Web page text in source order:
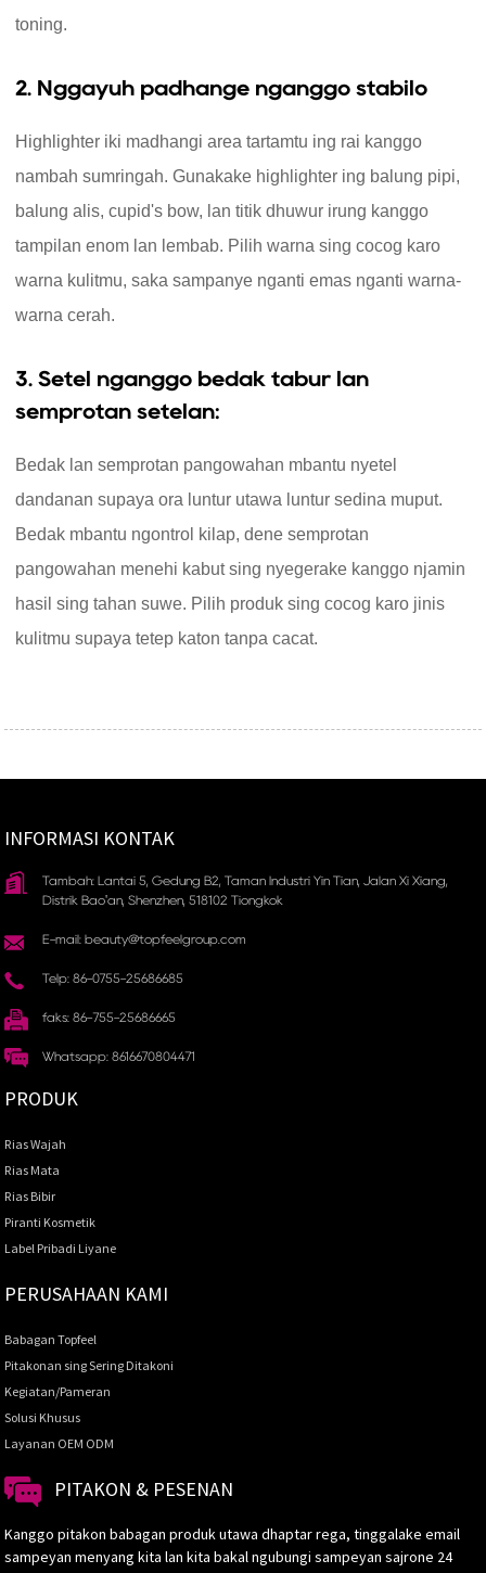
toning.
2. Nggayuh padhange nganggo stabilo
Highlighter iki madhangi area tartamtu ing rai kanggo
nambah sumringah. Gunakake highlighter ing balung pipi,
balung alis, cupid's bow, lan titik dhuwur irung kanggo
tampilan enom lan lembab. Pilih warna sing cocog karo
warna kulitmu, saka sampanye nganti emas nganti warna-
warna cerah.
3. Setel nganggo bedak tabur lan
semprotan setelan:
Bedak lan semprotan pangowahan mbantu nyetel
dandanan supaya ora luntur utawa luntur sedina muput.
Bedak mbantu ngontrol kilap, dene semprotan
pangowahan menehi kabut sing nyegerake kanggo njamin
hasil sing tahan suwe. Pilih produk sing cocog karo jinis
kulitmu supaya tetep katon tanpa cacat.
INFORMASI KONTAK
Tambah: Lantai 5, Gedung B2, Taman Industri Yin Tian, ​​Jalan Xi Xiang,
Distrik Bao'an, Shenzhen, 518102 Tiongkok
E-mail: beauty@topfeelgroup.com
Telp: 86-0755-25686685
faks: 86-755-25686665
Whatsapp: 8616670804471
PRODUK
Rias Wajah
Rias Mata
Rias Bibir
Piranti Kosmetik
Label Pribadi Liyane
PERUSAHAAN KAMI
Babagan Topfeel
Pitakonan sing Sering Ditakoni
Kegiatan/Pameran
Solusi Khusus
Layanan OEM ODM
PITAKON & PESENAN
Kanggo pitakon babagan produk utawa dhaptar rega, tinggalake email
sampeyan menyang kita lan kita bakal ngubungi sampeyan sajrone 24